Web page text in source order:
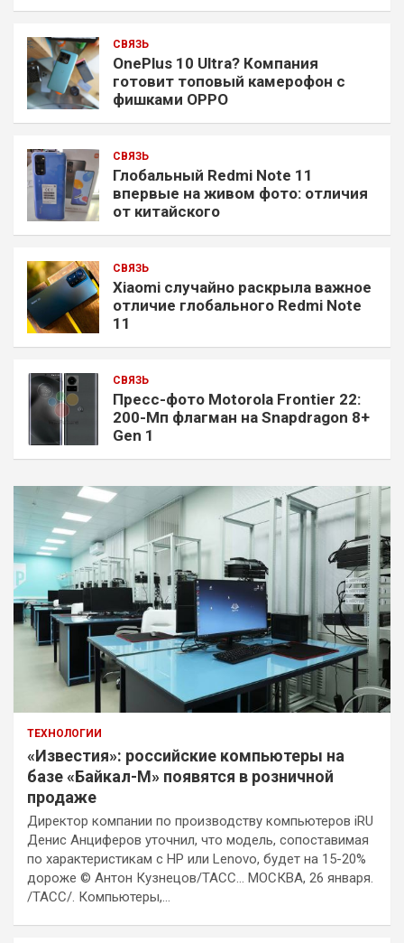
СВЯЗЬ
OnePlus 10 Ultra? Компания
готовит топовый камерофон с
фишками OPPO
СВЯЗЬ
Глобальный Redmi Note 11
впервые на живом фото: отличия
от китайского
СВЯЗЬ
Xiaomi случайно раскрыла важное
отличие глобального Redmi Note
11
СВЯЗЬ
Пресс-фото Motorola Frontier 22:
200-Мп флагман на Snapdragon 8+
Gen 1
ТЕХНОЛОГИИ
«Известия»: российские компьютеры на
базе «Байкал-М» появятся в розничной
продаже
Директор компании по производству компьютеров iRU
Денис Анциферов уточнил, что модель, сопоставимая
по характеристикам с HP или Lenovo, будет на 15-20%
дороже © Антон Кузнецов/ТАСС… МОСКВА, 26 января.
/ТАСС/. Компьютеры,…